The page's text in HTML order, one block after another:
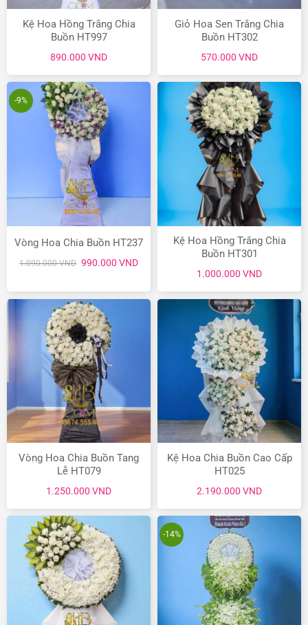
Kệ Hoa Hồng Trắng Chia
Buồn HT997
890.000 VND
Giỏ Hoa Sen Trắng Chia
Buồn HT302
570.000 VND
-9%
Vòng Hoa Chia Buồn HT237
1.090.000VND Giá
990.000 VNDGiá
990.000 VND.
Kệ Hoa Hồng Trắng Chia
Buồn HT301
1.000.000 VND
Vòng Hoa Chia Buồn Tang
Lễ HT079
1.250.000 VND
Kệ Hoa Chia Buồn Cao Cấp
HT025
2.190.000 VND
-14%